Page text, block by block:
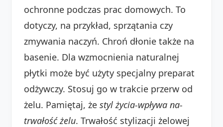
ochronne podczas prac domowych. To
dotyczy, na przykład, sprzątania czy
zmywania naczyń. Chroń dłonie także na
basenie. Dla wzmocnienia naturalnej
płytki może być użyty specjalny preparat
odżywczy. Stosuj go w trakcie przerw od
żelu. Pamiętaj, że styl życia-wpływa na-
trwałość żelu. Trwałość stylizacji żelowej